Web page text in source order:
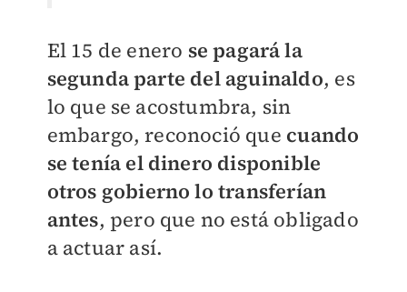
El 15 de enero se pagará la
segunda parte del aguinaldo, es
lo que se acostumbra, sin
embargo, reconoció que cuando
se tenía el dinero disponible
otros gobierno lo transferían
antes, pero que no está obligado
a actuar así.